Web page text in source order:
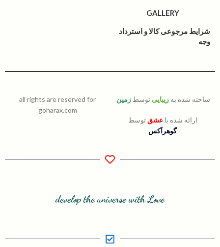
GALLERY
شرایط مرجوعی کالا و استرداد
وجه
ساخته شده به زیبایی توسط زمین
ارائه شده باعشق توسط
گوهرآکس
all rights are reserved for
goharax.com
develop the universe with Love